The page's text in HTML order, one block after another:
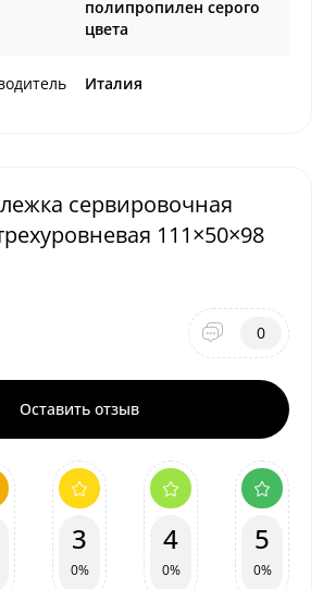
полипропилен серого
цвета
Италия
сервировочная
111×50×98
0
Оставить отзыв
3
0%
4
0%
5
0%